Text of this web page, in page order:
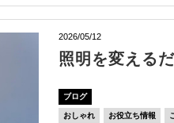
2026/05/12
照明を変える
ブログ
おしゃれ お役立ち情報